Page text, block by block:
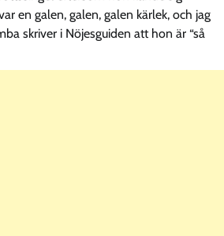
en galen, galen, galen kärlek, och jag
skriver i Nöjesguiden att hon är “så